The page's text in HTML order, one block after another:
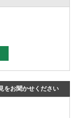
をお聞かせください